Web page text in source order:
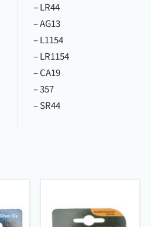
– LR44
– AG13
– L1154
– LR1154
– CA19
– 357
– SR44